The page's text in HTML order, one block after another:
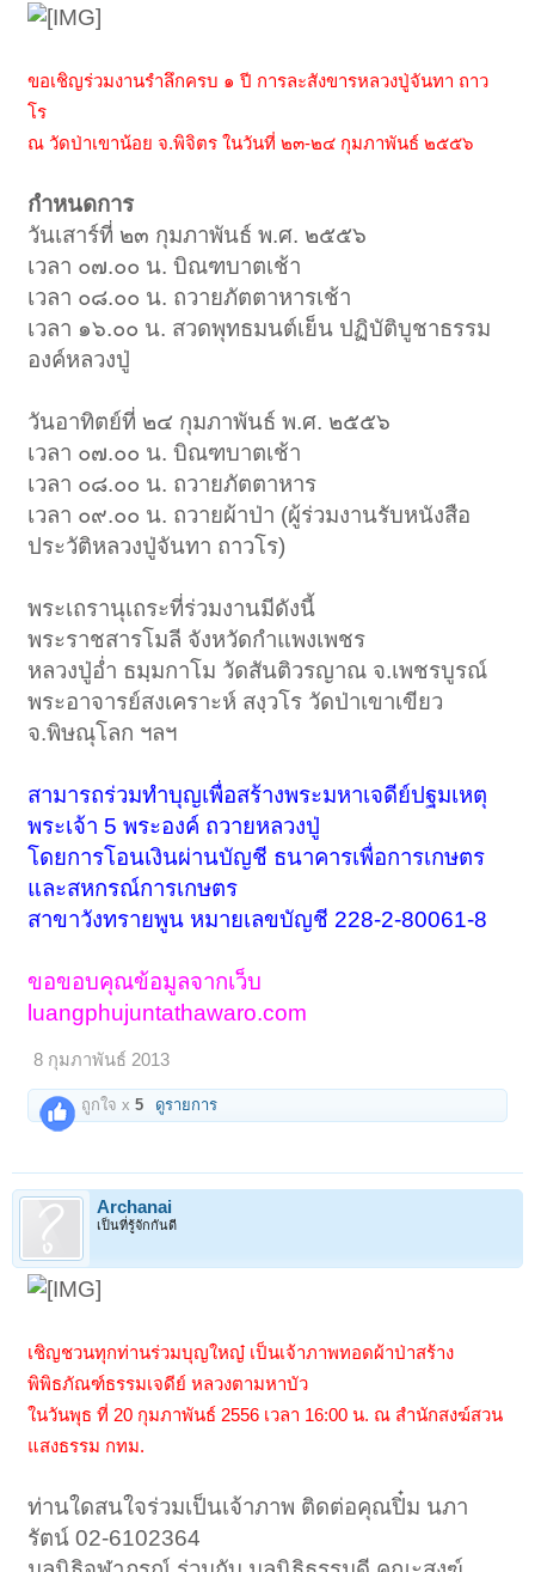
ขอเชิญร่วมงานรำลึกครบ ๑ ปี การละสังขารหลวงปู่จันทา ถาว
โร
ณ วัดป่าเขาน้อย จ.พิจิตร ในวันที่ ๒๓-๒๔ กุมภาพันธ์ ๒๕๕๖
กำหนดการ
วันเสาร์ที่ ๒๓ กุมภาพันธ์ พ.ศ. ๒๕๕๖
เวลา ๐๗.๐๐ น. บิณฑบาตเช้า
เวลา ๐๘.๐๐ น. ถวายภัตตาหารเช้า
เวลา ๑๖.๐๐ น. สวดพุทธมนต์เย็น ปฏิบัติบูชาธรรม
องค์หลวงปู่
วันอาทิตย์ที่ ๒๔ กุมภาพันธ์ พ.ศ. ๒๕๕๖
เวลา ๐๗.๐๐ น. บิณฑบาตเช้า
เวลา ๐๘.๐๐ น. ถวายภัตตาหาร
เวลา ๐๙.๐๐ น. ถวายผ้าป่า (ผู้ร่วมงานรับหนังสือ
ประวัติหลวงปู่จันทา ถาวโร)
พระเถรานุเถระที่ร่วมงานมีดังนี้
พระราชสารโมลี จังหวัดกำแพงเพชร
หลวงปู่อ่ำ ธมฺมกาโม วัดสันติวรญาณ จ.เพชรบูรณ์
พระอาจารย์สงเคราะห์ สงฺวโร วัดป่าเขาเขียว
จ.พิษณุโลก ฯลฯ
สามารถร่วมทำบุญเพื่อสร้างพระมหาเจดีย์ปฐมเหตุ
พระเจ้า 5 พระองค์ ถวายหลวงปู่
โดยการโอนเงินผ่านบัญชี ธนาคารเพื่อการเกษตร
และสหกรณ์การเกษตร
สาขาวังทรายพูน หมายเลขบัญชี 228-2-80061-8
ขอขอบคุณข้อมูลจากเว็บ
luangphujuntathawaro.com
8 กุมภาพันธ์ 2013
ถูกใจ x5 ดูรายการ
Archanai
เป็นที่รู้จักกันดี
เชิญชวนทุกท่านร่วมบุญใหญ๋ เป็นเจ้าภาพทอดผ้าป่าสร้าง
พิพิธภัณฑ์ธรรมเจดีย์ หลวงตามหาบัว
ในวันพุธ ที่ 20 กุมภาพันธ์ 2556 เวลา 16:00 น. ณ สำนักสงฆ์สวน
แสงธรรม กทม.
ท่านใดสนใจร่วมเป็นเจ้าภาพ ติดต่อคุณปิ๋ม นภา
รัตน์ 02-6102364